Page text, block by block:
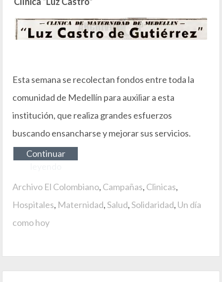
Esta semana se recolectan fondos entre toda la
comunidad de Medellín para auxiliar a esta
institución, que realiza grandes esfuerzos
buscando ensancharse y mejorar sus servicios.
Continuar
Archivo El Colombiano, Campañas, Clinicas,
Hospitales, Maternidad,Salud,Solidaridad, Un día
como hoy